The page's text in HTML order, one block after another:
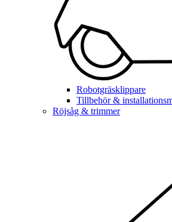
Robotgräsklippare
Tillbehör &
Röjsåg & trimmer